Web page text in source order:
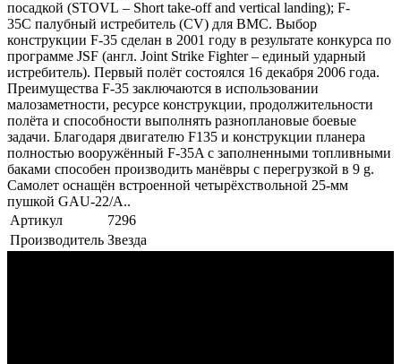
посадкой (STOVL – Short take-off and vertical landing); F-
35C палубный истребитель (CV) для ВМС. Выбор
конструкции F-35 сделан в 2001 году в результате конкурса по
программе JSF (англ. Joint Strike Fighter – единый ударный
истребитель). Первый полёт состоялся 16 декабря 2006 года.
Преимущества F-35 заключаются в использовании
малозаметности, ресурсе конструкции, продолжительности
полёта и способности выполнять разноплановые боевые
задачи. Благодаря двигателю F135 и конструкции планера
полностью вооружённый F-35A с заполненными топливными
баками способен производить манёвры с перегрузкой в 9 g.
Самолет оснащён встроенной четырёхствольной 25-мм
пушкой GAU-22/A..
Артикул
7296
Производитель Звезда